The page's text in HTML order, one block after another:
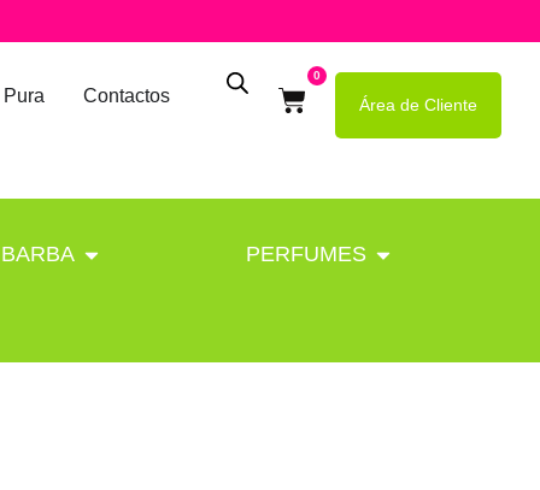
Contactos
0
Área de Cliente
BARBA PERFUMES